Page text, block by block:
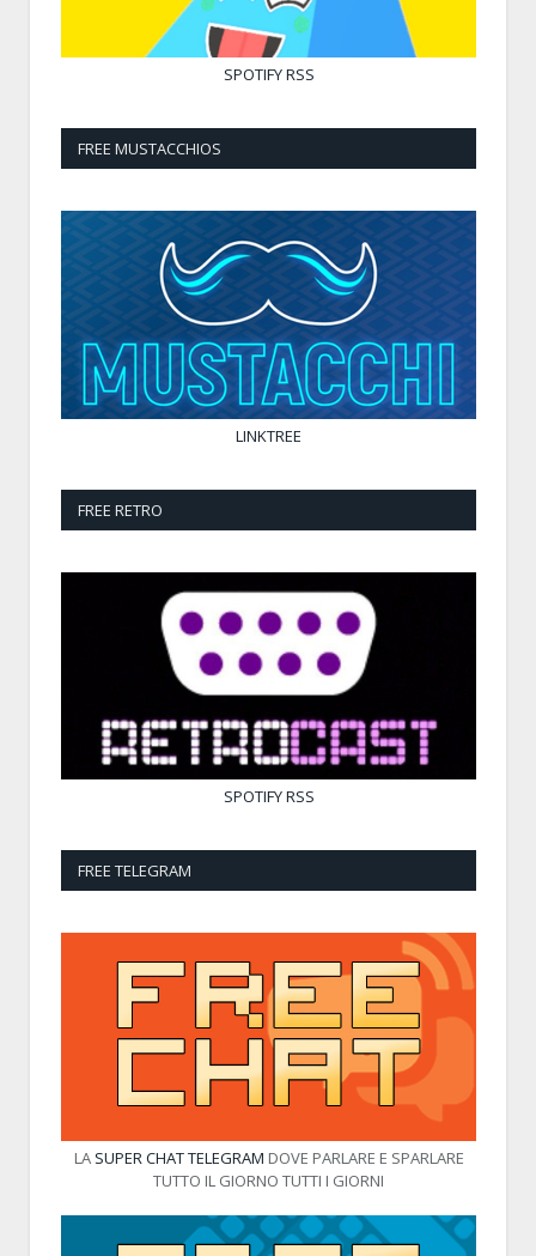
SPOTIFYRSS
FREE MUSTACCHIOS
LINKTREE
FREE RETRO
SPOTIFYRSS
FREE TELEGRAM
LA SUPER CHAT TELEGRAM DOVE PARLARE E SPARLARE
TUTTO IL GIORNO TUTTI I GIORNI